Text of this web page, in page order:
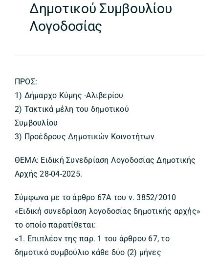
Δημοτικού Συμβουλίου
Λογοδοσίας
ΠΡΟΣ:
1) Δήμαρχο Κύμης -Αλιβερίου
2) Τακτικά μέλη του δημοτικού
Συμβουλίου
3) Προέδρους Δημοτικών Κοινοτήτων
ΘΕΜΑ: Ειδική Συνεδρίαση Λογοδοσίας Δημοτικής
Αρχής 28-04-2025.
Σύμφωνα με το άρθρο 67Α του ν. 3852/2010
«Ειδική συνεδρίαση λογοδοσίας δημοτικής αρχής»
το οποίο παρατίθεται:
«1. Επιπλέον της παρ. 1 του άρθρου 67, το
δημοτικό συμβούλιο κάθε δύο (2) μήνες